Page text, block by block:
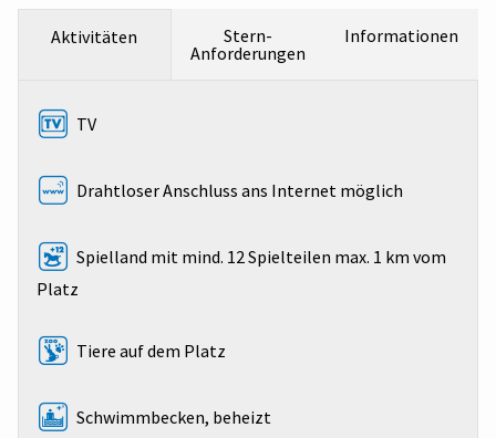
Aktivitäten
Stern-
Anforderungen
Informationen
TV
Drahtloser Anschluss ans Internet möglich
Spielland mit mind. 12 Spielteilen max. 1 km vom
Platz
Tiere auf dem Platz
Schwimmbecken, beheizt